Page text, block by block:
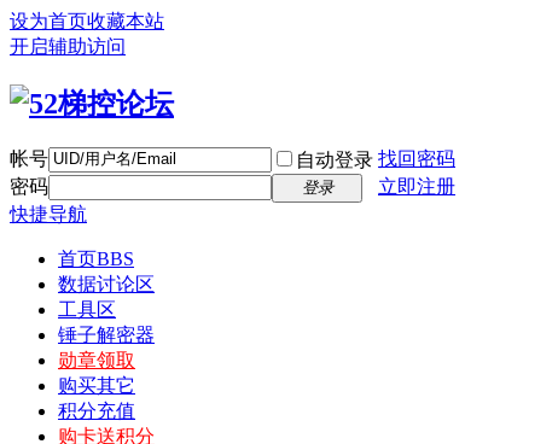
设为首页收藏本站
开启辅助访问
帐号 自动登录 找回密码
密码
登录
立即注册
快捷导航
首页BBS
数据讨论区
工具区
锤子解密器
勋章领取
购买其它
积分充值
购卡送积分